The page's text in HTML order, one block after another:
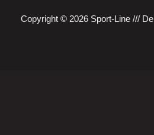
Copyright © 2026 Sport-Line ///